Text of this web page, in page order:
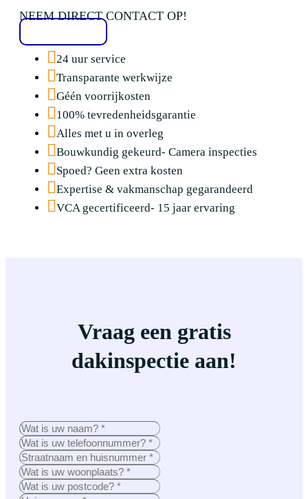
NEEM DIRECT CONTACT OP!
24 uur service
Transparante werkwijze
Géén voorrijkosten
100% tevredenheidsgarantie
Alles met u in overleg
Bouwkundig gekeurd- Camera inspecties
Spoed? Geen extra kosten
Expertise & vakmanschap gegarandeerd
VCA gecertificeerd- 15 jaar ervaring
Vraag een gratis
dakinspectie aan!